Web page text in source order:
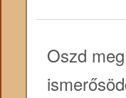
Oszd